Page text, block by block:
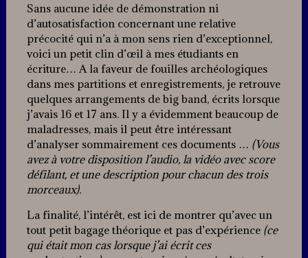
Sans aucune idée de démonstration ni
d’autosatisfaction concernant une relative
précocité qui n’a à mon sens rien d’exceptionnel,
voici un petit clin d’œil à mes étudiants en
écriture… A la faveur de fouilles archéologiques
dans mes partitions et enregistrements, je retrouve
quelques arrangements de big band, écrits lorsque
j’avais 16 et 17 ans. Il y a évidemment beaucoup de
maladresses, mais il peut être intéressant
d’analyser sommairement ces documents … (Vous
avez à votre disposition l’audio, la vidéo avec score
défilant, et une description pour chacun des trois
morceaux).
La finalité, l’intérêt, est ici de montrer qu’avec un
tout petit bagage théorique et pas d’expérience (ce
qui était mon cas lorsque j’ai écrit ces